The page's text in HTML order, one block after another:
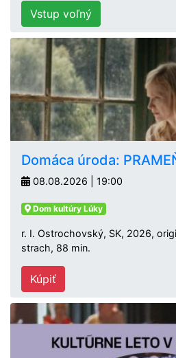
Vstup voľný
Domáca úroda:
08.08.2026 | 19:00
Dom kultúry Lúky
r. I. Ostrochovský, SK, 2026,
strach, 88 min.
Kúpiť